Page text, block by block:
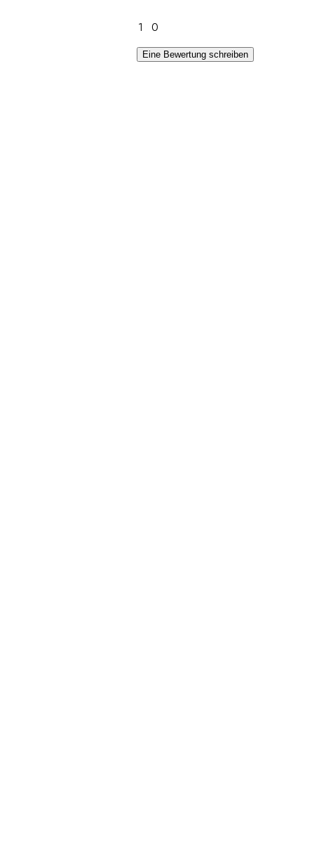
1 0
Eine Bewertung schreiben